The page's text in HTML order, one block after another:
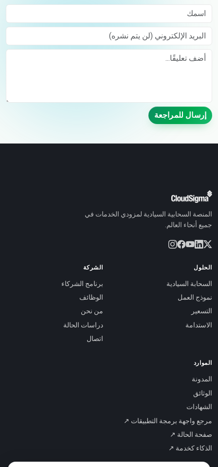
اسمك
البريد الإلكتروني (لن يتم نشره)
إرسال للمراجعة
المنصة السحابية السيادية لمزودي الخدمات في
جميع أنحاء العالم.
الحلول
السحابة السيادية
نموذج العمل
التسعير
الاستدامة
الشركة
برنامج الشركاء
الوظائف
من نحن
دراسات الحالة
اتصال
الموارد
المدونة
الوثائق
الشهادات
مرجع واجهة برمجة التطبيقات ↗
صفحة الحالة ↗
الذكاء كخدمة ↗